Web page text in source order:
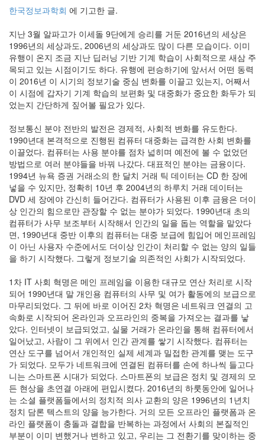
한국정보과학회 에 기고한 글.
지난 3월 알파고가 이세돌 9단에게 승리를 거둔 2016년의 세상은
1996년의 세상과도, 2006년의 세상과도 많이 다른 모습이다. 이미
유행이 온지 조금 지난 딥러닝 기반 기계 학습이 사회적으로 새삼 주
목되고 있는 시점이기도 하다. 유행에 편승하기에 앞서서 어떤 동력
이 2016년 이 시기의 정보기술 중심 변화를 이끌고 있는지, 어째서
이 시점에 갑자기 기계 학습의 보편화 및 대중화가 중요한 화두가 되
었는지 간단하게 짚어볼 필요가 있다.
정보통신 분야 전반의 발전은 경제적, 사회적 변화를 유도한다.
1990년대 본격적으로 진행된 컴퓨터 대중화는 급격한 사회 변화를
이끌었다. 컴퓨터는 사용 분야를 점차 넓히며 예전에 볼 수 없었던
방법으로 여러 분야들을 바꿔 나갔다. 대표적인 분야는 금융이다.
1994년 뉴욕 증권 거래소의 한 달치 거래 틱 데이터는 CD 한 장에
넣을 수 있지만, 정확히 10년 후 2004년의 하루치 거래 데이터는
DVD 세 장에야 간신히 들어간다. 컴퓨터가 사용된 이후 금융은 더이
상 인간의 힘으로만 관장할 수 없는 분야가 되었다. 1990년대 초의
컴퓨터가 사무 보조부터 시작해서 인간의 일을 돕는 역할을 맡았다
면, 1990년대 중반 이후의 컴퓨터는 대중 보급에 힘입어 메인프레임
이 아닌 사용자 수준에서도 더이상 인간이 처리할 수 없는 양의 일들
을 하기 시작했다. 그렇게 정보기술 의존적인 사회가 시작되었다.
1차 IT 사회 혁명은 메인 프레임을 이용한 대규모 연산 처리로 시작
되어 1990년대 말 개인용 컴퓨터의 사무 및 여가 활동에의 보급으로
마무리되었다. 그 뒤에 바로 이어진 2차 혁명은 네트워크 연결의 고
속화로 시작되어 온라인과 오프라인의 중복을 가져오는 결과를 낳
았다. 인터넷이 보급되었고, 실물 거래가 온라인을 통해 컴퓨터에서
일어났고, 사람이 그 위에서 인간 관계를 쌓기 시작했다. 컴퓨터는
연산 도구를 넘어서 개인적인 실제 세계과 밀접한 관계를 맺는 도구
가 되었다. 모두가 네트워크에 연결된 컴퓨터를 손에 하나씩 들고다
니는 스마트폰 시대가 되었다. 스마트폰의 보급은 정치 및 경제의 모
든 현상을 초연결 아래에 편입시켰다. 2016년의 하룻동안에 일어나
는 소셜 플랫폼들에서의 정치적 의사 교환의 양은 1996년의 1년치
정치 담론 텍스트의 양을 능가한다. 거의 모든 오프라인 플랫폼과 온
라인 플랫폼이 충돌과 결합을 반복하는 과정에서 사회의 본질적인
부분이 이미 변했거나 변하고 있고, 우리는 그 전환기를 맞이하는 중
의
러
닝
모
의
실
뇌
과
메
세
징
앱
감
경
픽
Men
P2P
카
카
오
톡
동
기
화
리
학
마